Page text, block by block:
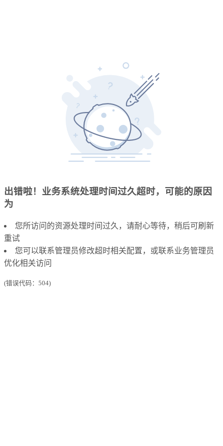
出错啦！业务系统处理时间过久超时，可能的原因
为
您所访问的资源处理时间过久，请耐心等待，稍后可刷新
重试
您可以联系管理员修改超时相关配置，或联系业务管理员
优化相关访问
(错误代码：504)